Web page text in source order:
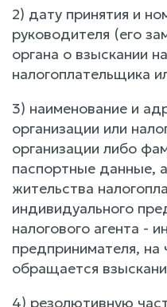
2) дату принятия и
руководителя (его
органа о взыскании
налогоплательщика
3) наименование и
организации или
организации либо
паспортные данные,
жительства
индивидуального
налогового агента -
предпринимателя,
обращается
4) резолютивную